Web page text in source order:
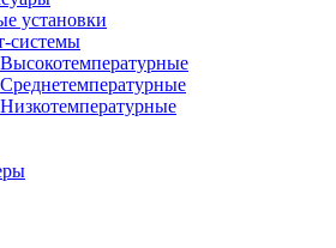
установки
системы
Высокотемпературные
Среднетемпературные
Низкотемпературные